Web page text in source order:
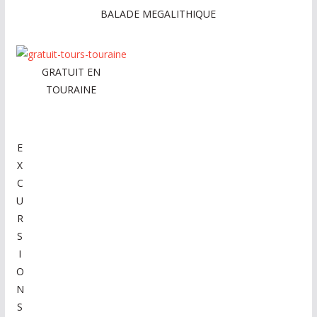
BALADE MEGALITHIQUE
GRATUIT EN
TOURAINE
E
X
C
U
R
S
I
O
N
S